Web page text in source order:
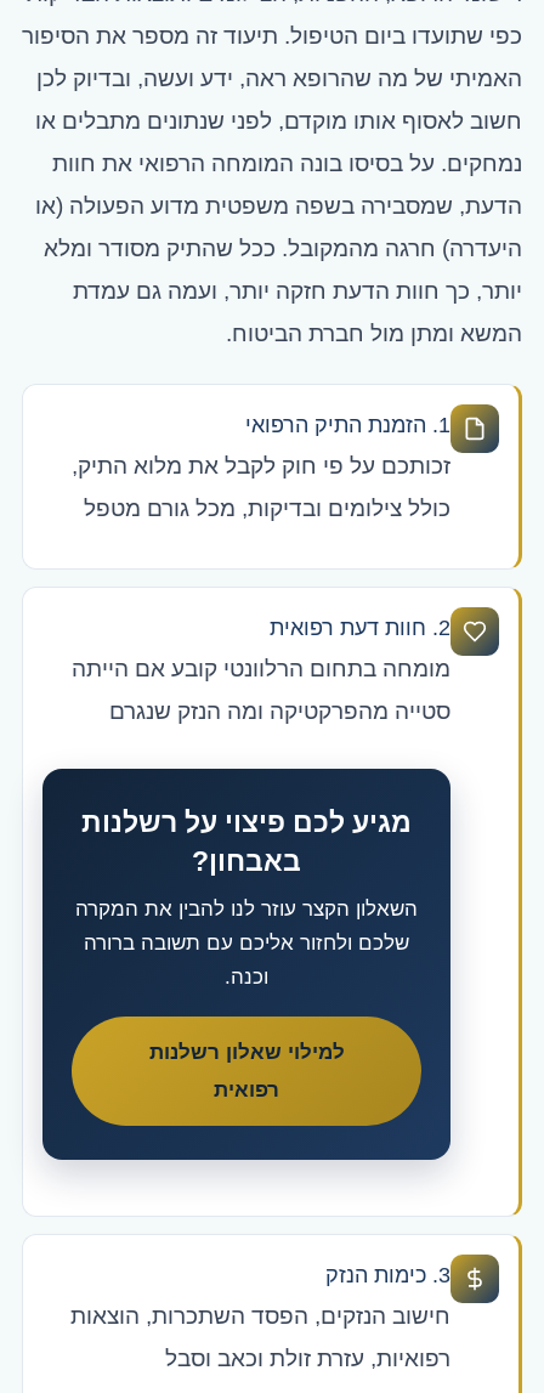
כפי שתועדו ביום הטיפול. תיעוד זה מספר את הסיפור
האמיתי של מה שהרופא ראה, ידע ועשה, ובדיוק לכן
חשוב לאסוף אותו מוקדם, לפני שנתונים מתבלים או
נמחקים. על בסיסו בונה המומחה הרפואי את חוות
הדעת, שמסבירה בשפה משפטית מדוע הפעולה (או
היעדרה) חרגה מהמקובל. ככל שהתיק מסודר ומלא
יותר, כך חוות הדעת חזקה יותר, ועמה גם עמדת
המשא ומתן מול חברת הביטוח.
1. הזמנת התיק הרפואי
זכותכם על פי חוק לקבל את מלוא התיק,
כולל צילומים ובדיקות, מכל גורם מטפל
2. חוות דעת רפואית
מומחה בתחום הרלוונטי קובע אם הייתה
סטייה מהפרקטיקה ומה הנזק שנגרם
מגיע לכם פיצוי על רשלנות
באבחון?
השאלון הקצר עוזר לנו להבין את המקרה
שלכם ולחזור אליכם עם תשובה ברורה
וכנה.
למילוי שאלון רשלנות
רפואית
3. כימות הנזק
חישוב הנזקים, הפסד השתכרות, הוצאות
רפואיות, עזרת זולת וכאב וסבל